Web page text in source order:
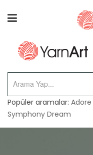
Popüler aramalar: Adore
Symphony Dream